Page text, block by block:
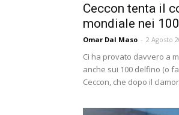
Ceccon tenta il
mondiale nei
Omar Dal Maso - 2 Agosto
Ci ha provato davvero a
anche sui 100 delfino (o
Ceccon, che dopo il